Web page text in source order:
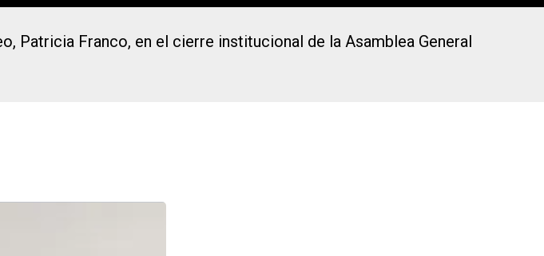
Patricia Franco, en el cierre institucional de la Asamblea General